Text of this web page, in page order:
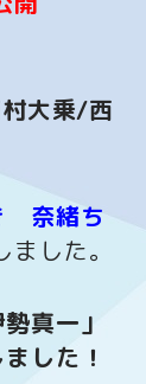
大乗/西
奈緒ち
した。
真一」
した！